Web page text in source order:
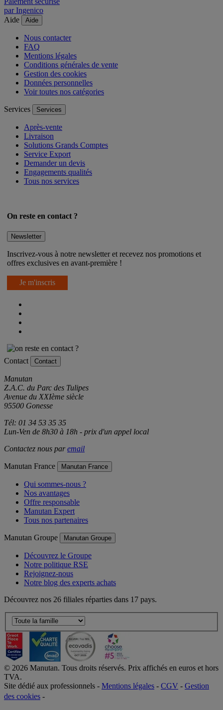
par Ingenico
Aide
Aide
Nous contacter
FAQ
Mentions légales
Conditions générales de vente
Gestion des cookies
Données personnelles
Voir toutes nos catégories
Services Services
Après-vente
Livraison
Solutions Grands Comptes
Service Export
Demander un devis
Engagements qualités
Tous nos services
On reste en contact ?
Newsletter
Inscrivez-vous à notre newsletter et recevez nos promotions et
offres exclusives en avant-première !
Je m'inscris
Contact Contact
Manutan
Z.A.C. du Parc des Tulipes
Avenue du XXIème siècle
95500 Gonesse
Tél: 01 34 53 35 35
Lun-Ven de 8h30 à 18h - prix d'un appel local
Contactez nous paremail
Manutan France Manutan France
Qui sommes-nous ?
Nos avantages
Offre responsable
Manutan Expert
Tous nos partenaires
Manutan Groupe Manutan Groupe
Découvrez le Groupe
Notre politique RSE
Rejoignez-nous
Notre blog des experts achats
Découvrez nos 26 filiales réparties dans 17 pays.
© 2026 Manutan. Tous droits réservés. Prix affichés en euros et hors
TVA.
Site dédié aux professionnels - Mentions légales - CGV - Gestion
des cookies -